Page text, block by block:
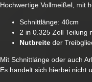
Hochwertige Vollmeißel, mit
Schnittlänge: 40cm
2 in 0.325 Zoll Teilung
Nutbreiteder
Mit Schnittlänge oder auch
Es handelt sich hierbei nicht